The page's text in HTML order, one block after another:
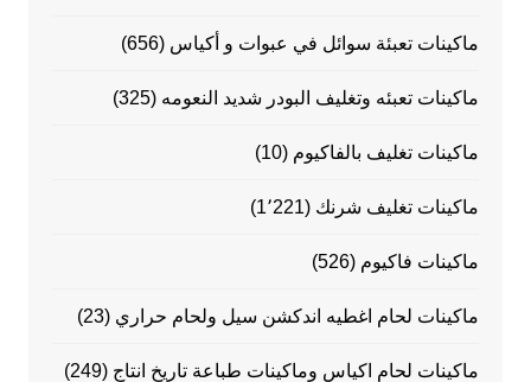
ماكينات تعبئة سوائل في عبوات و أكياس (656)
ماكينات تعبئه وتغليف البودر شديد النعومه (325)
ماكينات تغليف بالفاكيوم (10)
ماكينات تغليف شرنك (1٬221)
ماكينات فاكيوم (526)
ماكينات لحام اغطيه اندكشن سيل ولحام حراري (23)
ماكينات لحام اكياس وماكينات طباعة تاريخ انتاج (249)